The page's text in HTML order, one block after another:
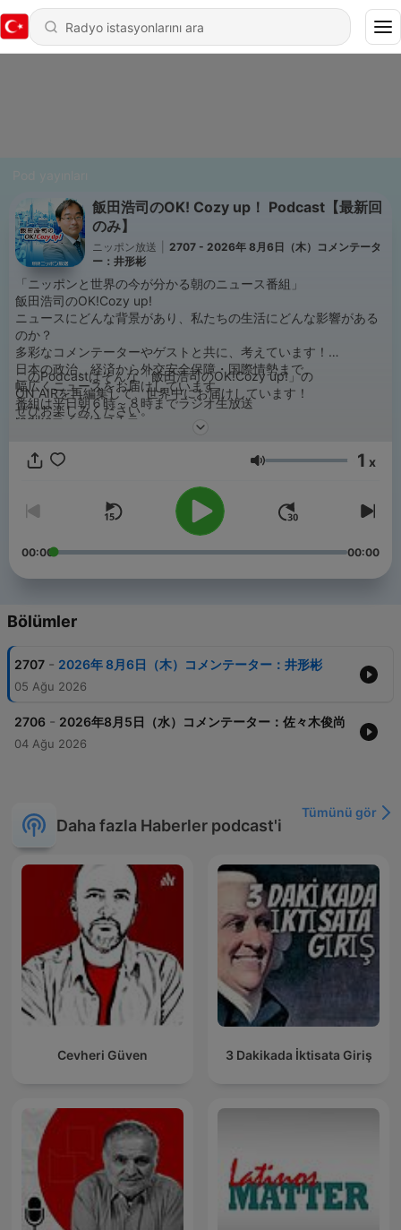
飯田浩司のOK! Cozy up！ Podcast【最新回
のみ】
ニッポン放送
2707 - 2026年 8月6日（木）コメンテータ
ー：井形彬
「ニッポンと世界の今が分かる朝のニュース番組」
飯田浩司のOK!Cozy up!
ニュースにどんな背景があり、私たちの生活にどんな影響がある
のか？
多彩なコメンテーターやゲストと共に、考えています！
日本の政治、経済から外交安全保障・国際情勢まで、
幅広くニュースをお届けしています。
番組は平日朝６時～８時までラジオ生放送
radikoライブはコチラ
このPodcastはそんな「飯田浩司のOK!Cozy up!」の
ON AIRを再編集して、世界中にお届けしています！
ぜひお楽しみください。
Ses 1 x
00:00 00:00
Bölümler
2707 - 2026年 8月6日（木）コメンテーター：井形彬
05 Ağu 2026
2706 - 2026年8月5日（水）コメンテーター：佐々木俊尚
04 Ağu 2026
Daha fazla Haberler podcast'i
Tümünü gör
Cevheri Güven 3 Dakikada İktisata Giriş